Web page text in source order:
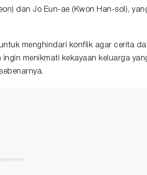
dan Jo Eun-ae (Kwon Han-sol),
menghindari konflik agar cerita
menikmati kekayaan keluarga